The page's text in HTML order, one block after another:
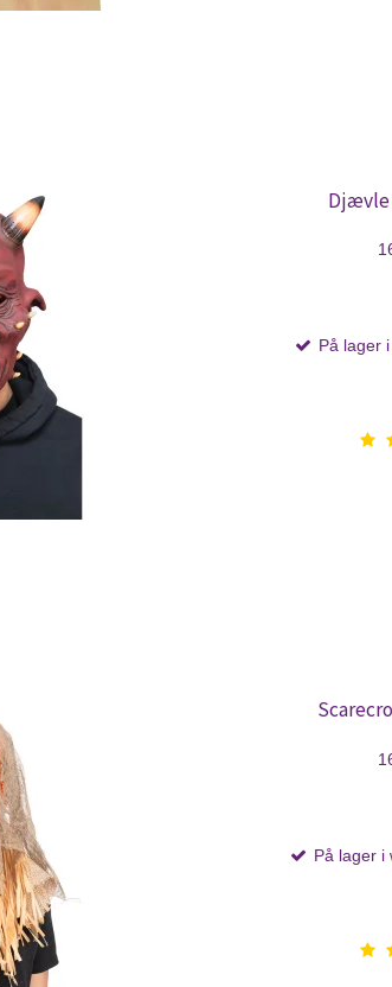
Djævle
På lager
På lager i